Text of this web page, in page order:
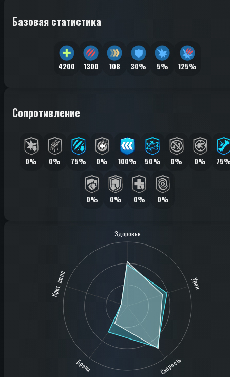
Базовая статистика
4200 1300 108 30% 5% 125%
Сопротивление
0% 0% 75% 0% 100% 50% 0% 0%
0% 0% 0% 0%
Здоровье
Урон
Скорость
Броня
Крит. шанс